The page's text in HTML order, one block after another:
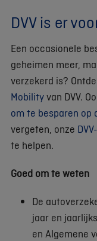
DVV is er
Een occasionele
geheimen meer,
verzekerd is?
Mobilityvan DVV.
om te besparen op
vergeten, onze
te helpen.
Goed om te weten
De
jaar en
en Algemene